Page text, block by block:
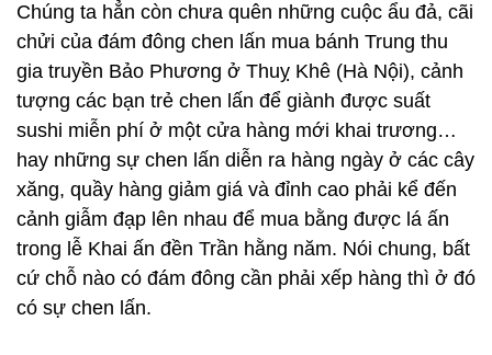
Chúng ta hẳn còn chưa quên những cuộc ẩu đả, cãi
chửi của đám đông chen lấn mua bánh Trung thu
gia truyền Bảo Phương ở Thuỵ Khê (Hà Nội), cảnh
tượng các bạn trẻ chen lấn để giành được suất
sushi miễn phí ở một cửa hàng mới khai trương…
hay những sự chen lấn diễn ra hàng ngày ở các cây
xăng, quầy hàng giảm giá và đỉnh cao phải kể đến
cảnh giẫm đạp lên nhau để mua bằng được lá ấn
trong lễ Khai ấn đền Trần hằng năm. Nói chung, bất
cứ chỗ nào có đám đông cần phải xếp hàng thì ở đó
có sự chen lấn.